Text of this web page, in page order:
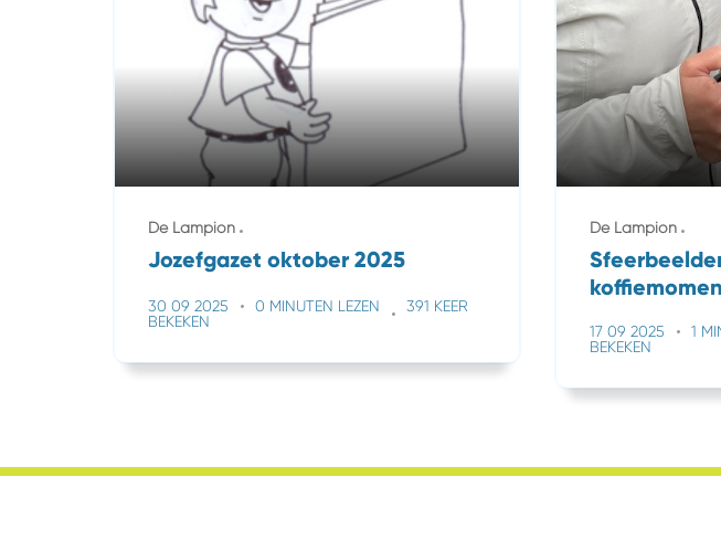
De Lampion
Jozefgazet oktober 2025
30 09 2025 0 MINUTEN LEZEN
391 KEER
BEKEKEN
De Lampion
17 09 2025 1
BEKEKEN